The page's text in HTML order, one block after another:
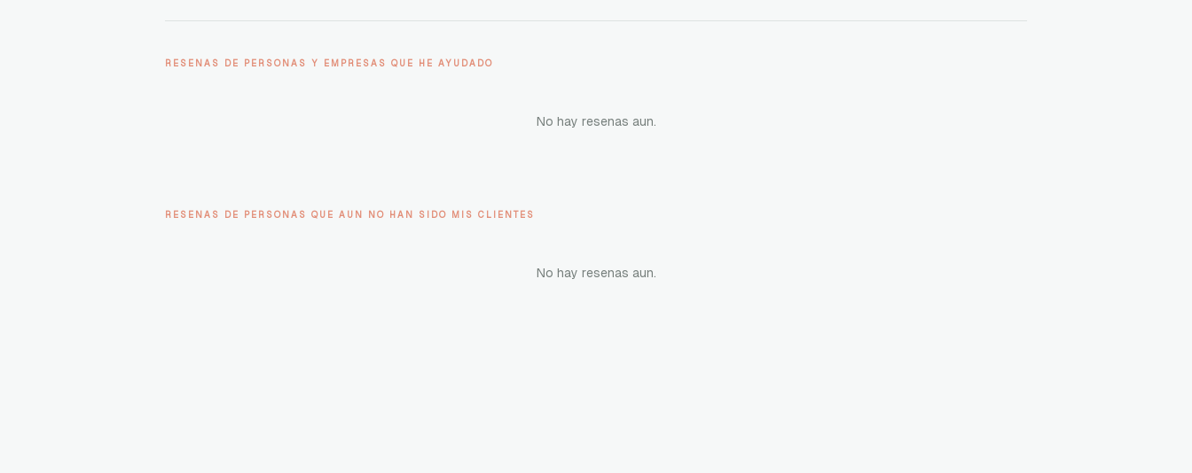
RESENAS DE PERSONAS Y EMPRESAS QUE HE AYUDADO
No hay resenas aun.
RESENAS DE PERSONAS QUE AUN NO HAN SIDO MIS CLIENTES
No hay resenas aun.